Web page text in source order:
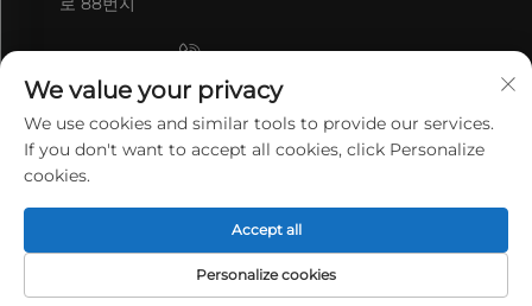
+8615993153189
+86-13137795975
[email protected]
저작권 © 2025 허난 란티안 신 환경보호 공정 기술 유한 회사. 모든 권리
We value your privacy
We use cookies and similar tools to provide our services.
If you don't want to accept all cookies, click Personalize
cookies.
Personalize cookies
Accept all